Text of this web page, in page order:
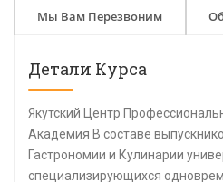
Мы Вам Перезвоним
Детали Курса
Якутский Центр
Академия В составе
Гастрономии и Кулинарии
специализирующихся